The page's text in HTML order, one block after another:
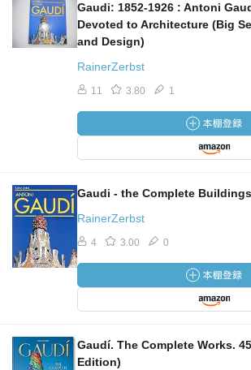
Gaudi: 1852-1926 : Antoni
Devoted to Architecture (Big
and Design)
RainerZerbst
11 3.80 1
Gaudi - the Complete
RainerZerbst
4 3.00 0
Gaudí. The Complete Works.
Edition)